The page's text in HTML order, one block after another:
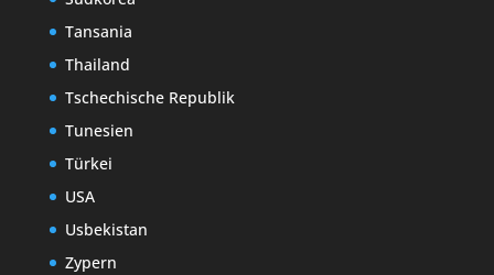
Tansania
Thailand
Tschechische Republik
Tunesien
Türkei
USA
Usbekistan
Zypern